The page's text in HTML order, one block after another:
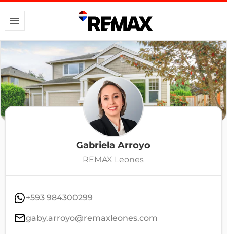
Gabriela Arroyo
REMAX Leones
+593 984300299
gaby.arroyo@remaxleones.com